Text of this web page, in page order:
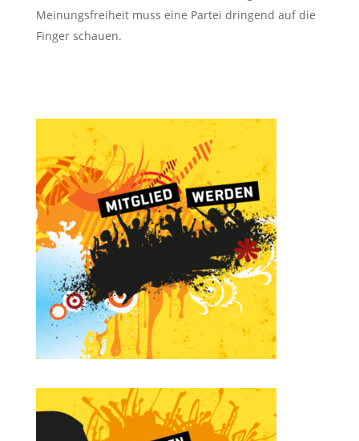
Meinungsfreiheit muss eine Partei dringend auf die
Finger schauen.